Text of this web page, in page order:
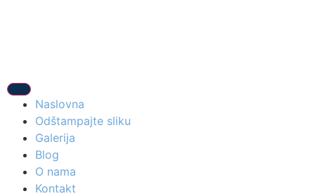
Naslovna
Odštampajte sliku
Galerija
Blog
O nama
Kontakt